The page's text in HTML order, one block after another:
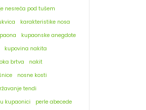
nesreća pod tušem
karakteristike nosa
kupaonske anegdote
kupovina nakita
brtva
nakit
nosne kosti
tendi
kupaonici
perle abecede